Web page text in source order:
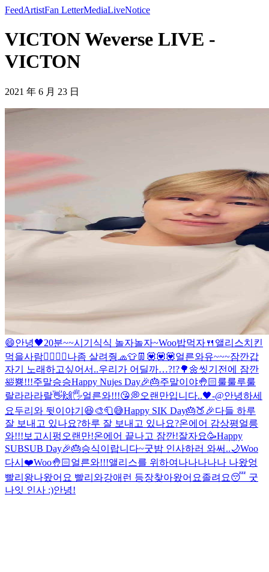
FeedArtistFan LetterMediaLiveNotice
VICTON Weverse LIVE -
VICTON
2021 年 6 月 23 日
😄안녕🖤20분~~시기식식 놀자놀자~Woo밥먹자🍴 앨리스치킨
먹을사람🙋‍♀️🙋‍♂️나좀 살려줭 🧢👕👖 💟💟💟얼른와유~~~잠깐갑
자기 노래하고싶어서..우리가 어딜까…?!?🌳🌼씻기전에 잠깐
🛀뿅!!!주말승승Happy Nujes Day🎉🎂주말이야🤚🏻룰룰루룰
랄라라라랄👋🙌🖐얼른와!!!😘💭오랜만입니다..🖤-@안녕하세
요두리와 뒷이야기😆🎨🧻😅Happy SIK Day🎂🍑🎉다들 하루
잘 보내고 있나요?하루 잘 보내고 있나요?온에어 감상평얼릉
와!!!보고시펑 오랜만!온에어 끝나고 잠깐!잘자요🥳Happy
SUBSUB Day🎉🎂승식이랍니다~굿밤 인사하러 와써..🌙Woo
다시❤️Woo🤚🏻얼른와!!!앨리스를 위하여 나나나나나 나왔엉
빨리왕나왔어요 빨리와강애런 등장찾아왔어요졸려요😴 굿
나잇 인사 :)안녕!